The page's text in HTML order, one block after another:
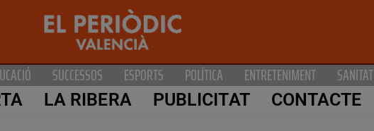
SUCCESSOS ESPORTS POLÍTICA ENTRETENIMENT SANITAT
LA RIBERA PUBLICITAT CONTACTE